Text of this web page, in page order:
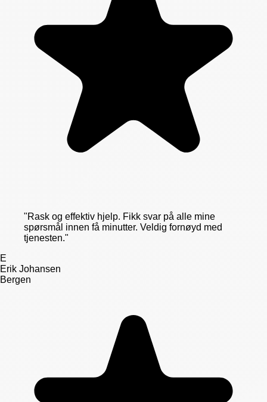
"Rask og effektiv hjelp. Fikk svar på alle mine
spørsmål innen få minutter. Veldig fornøyd med
tjenesten."
E
Erik Johansen
Bergen